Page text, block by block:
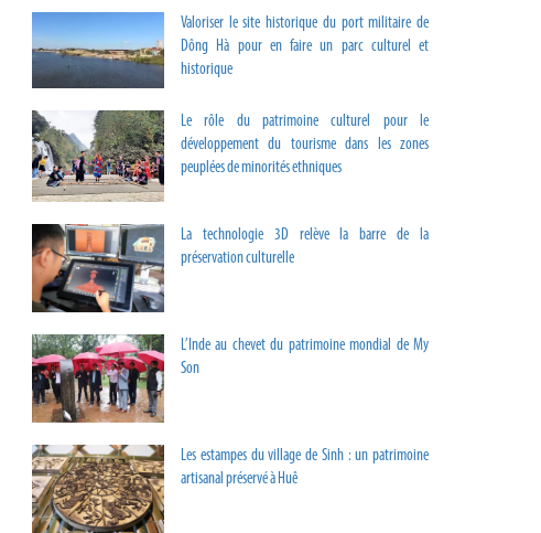
Valoriser le site historique du port militaire de
Dông Hà pour en faire un parc culturel et
historique
Le rôle du patrimoine culturel pour le
développement du tourisme dans les zones
peuplées de minorités ethniques
La technologie 3D relève la barre de la
préservation culturelle
L’Inde au chevet du patrimoine mondial de My
Son
Les estampes du village de Sinh : un patrimoine
artisanal préservé à Huê